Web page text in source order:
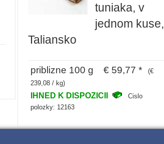
tuniaka, v
jednom kuse,
Taliansko
priblizne 100 g € 59,77 *
(€
239,08 / kg)
IHNED K DISPOZICII
Cislo
polozky: 12163